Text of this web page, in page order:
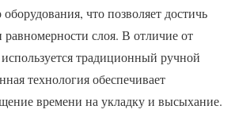
что позволяет достичь
слоя. В отличие от
традиционный ручной
технология обеспечивает
времени на укладку и высыхание.